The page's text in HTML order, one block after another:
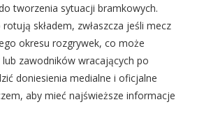
tworzenia sytuacji bramkowych.
składem, zwłaszcza jeśli mecz
okresu rozgrywek, co może
zawodników wracających po
doniesienia medialne i oficjalne
aby mieć najświeższe informacje